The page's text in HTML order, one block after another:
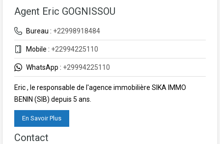
Agent Eric GOGNISSOU
Bureau : +22998918484
Mobile : +22994225110
WhatsApp : +29994225110
Eric , le responsable de l'agence immobilière SIKA IMMO
BENIN (SIB) depuis 5 ans.
En Savoir Plus
Contact